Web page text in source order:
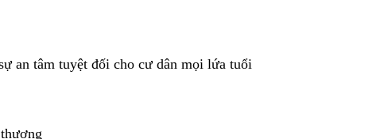
an tâm tuyệt đối cho cư dân mọi lứa tuổi